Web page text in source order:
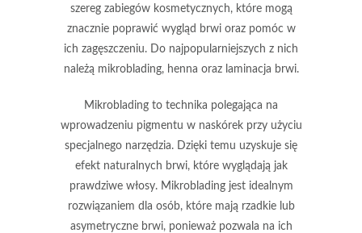
szereg zabiegów kosmetycznych, które mogą
znacznie poprawić wygląd brwi oraz pomóc w
ich zagęszczeniu. Do najpopularniejszych z nich
należą mikroblading, henna oraz laminacja brwi.
Mikroblading to technika polegająca na
wprowadzeniu pigmentu w naskórek przy użyciu
specjalnego narzędzia. Dzięki temu uzyskuje się
efekt naturalnych brwi, które wyglądają jak
prawdziwe włosy. Mikroblading jest idealnym
rozwiązaniem dla osób, które mają rzadkie lub
asymetryczne brwi, ponieważ pozwala na ich